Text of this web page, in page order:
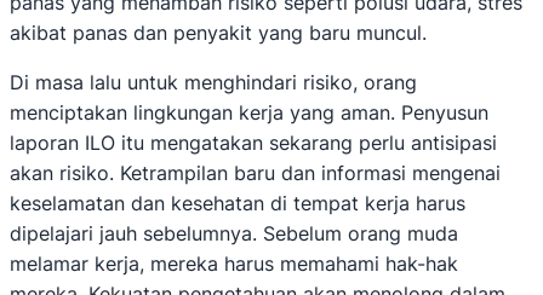
akibat panas dan penyakit yang baru muncul.
Di masa lalu untuk menghindari risiko, orang
menciptakan lingkungan kerja yang aman. Penyusun
laporan ILO itu mengatakan sekarang perlu antisipasi
akan risiko. Ketrampilan baru dan informasi mengenai
keselamatan dan kesehatan di tempat kerja harus
dipelajari jauh sebelumnya. Sebelum orang muda
melamar kerja, mereka harus memahami hak-hak